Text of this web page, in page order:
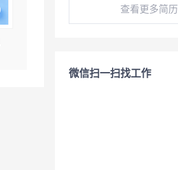
查看更多简历
微信扫一扫找工作